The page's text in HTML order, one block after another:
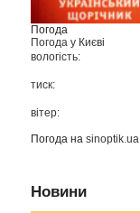
Погода
Погода у Києві
вологість:
тиск:
вітер:
Погода наsinoptik.ua
Новини